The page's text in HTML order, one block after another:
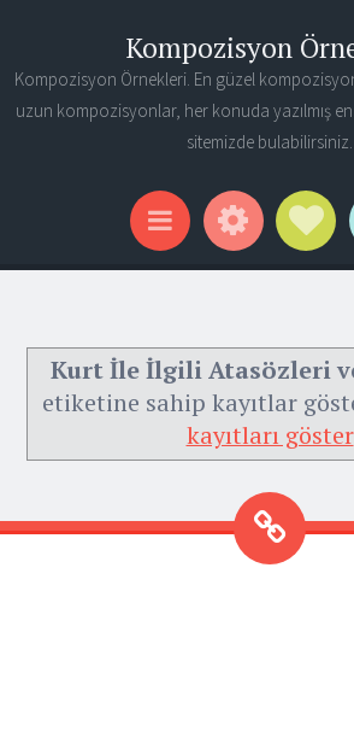
Kompozisyon
Kompozisyon Örnekleri. En güzel
uzun kompozisyonlar, her konuda yazılmış
sitemizde bulabilirsiniz.
Menu Widgets
Kurt İle İlgili Atasözleri
etiketine sahip kayıtlar
kayıtları göster